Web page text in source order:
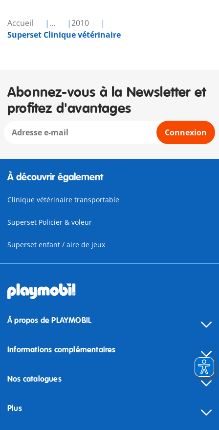
Accueil ...
2010
Superset Clinique vétérinaire
Abonnez-vous à la Newsletter et
profitez d'avantages
Connexion
À découvrir également
Clinique vétérinaire transportable
Superset Policier & voleur
Superset enfant / aire de jeux
À propos de PLAYMOBIL
Informations complémentaires
Nos catalogues
Plus